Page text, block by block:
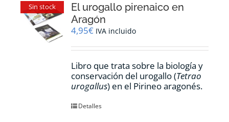
Sin stock
El urogallo pirenaico en
Aragón
4,95€ IVA incluido
Libro que trata sobre la biología y
conservación del urogallo (Tetrao
urogallus) en el Pirineo aragonés.
Detalles